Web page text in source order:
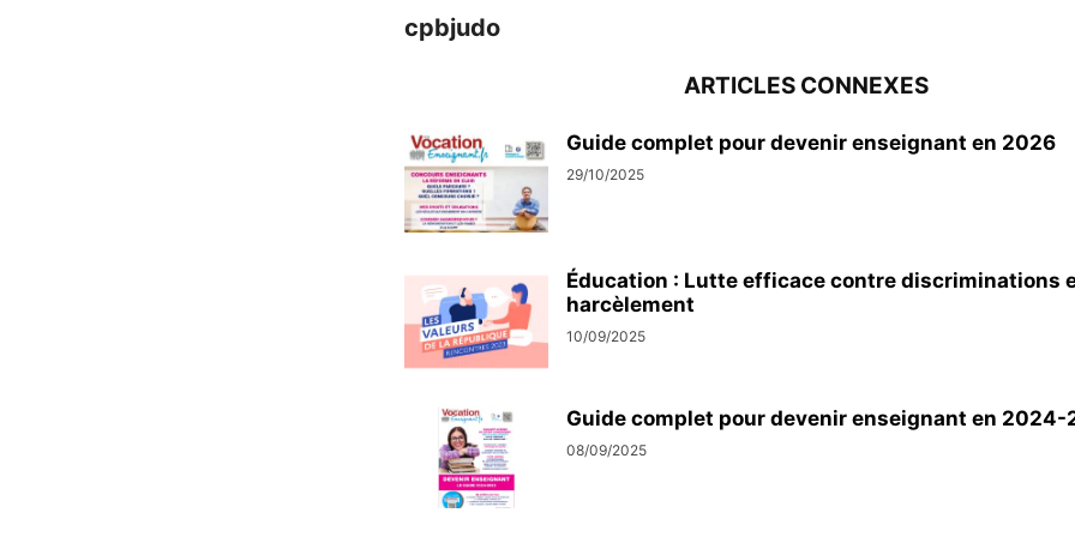
cpbjudo
ARTICLES CONNEXES
Guide complet pour devenir enseignant en 2026
29/10/2025
Éducation : Lutte efficace contre discriminations
harcèlement
10/09/2025
Guide complet pour devenir enseignant en 2024-
08/09/2025